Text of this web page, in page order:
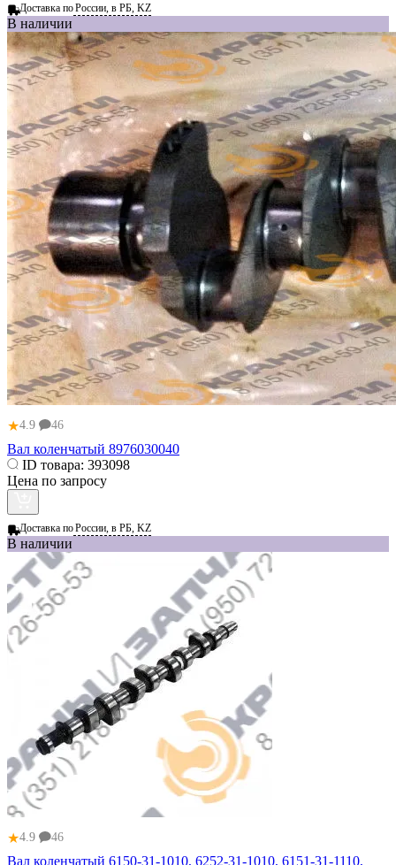
Доставка поРоссии, в РБ, KZ
В наличии
★4.9 46
Вал коленчатый 8976030040
ID товара: 393098
Цена по запросу
Доставка поРоссии, в РБ, KZ
В наличии
★4.9 46
Вал коленчатый 6150-31-1010, 6252-31-1010, 6151-31-1110,